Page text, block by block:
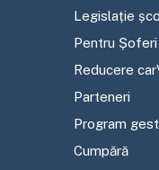
Legislație
Pentru Șoferi
Reducere
Parteneri
Program
Cumpără